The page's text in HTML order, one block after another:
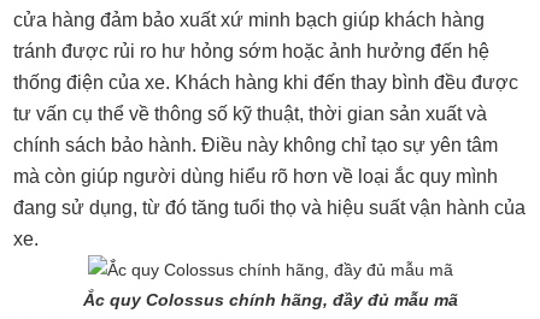
cửa hàng đảm bảo xuất xứ minh bạch giúp khách hàng
tránh được rủi ro hư hỏng sớm hoặc ảnh hưởng đến hệ
thống điện của xe. Khách hàng khi đến thay bình đều được
tư vấn cụ thể về thông số kỹ thuật, thời gian sản xuất và
chính sách bảo hành. Điều này không chỉ tạo sự yên tâm
mà còn giúp người dùng hiểu rõ hơn về loại ắc quy mình
đang sử dụng, từ đó tăng tuổi thọ và hiệu suất vận hành của
xe.
Ắc quy Colossus chính hãng, đầy đủ mẫu mã